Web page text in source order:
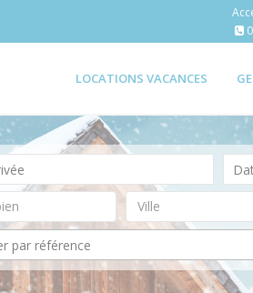
LOCATIONS VACANCES